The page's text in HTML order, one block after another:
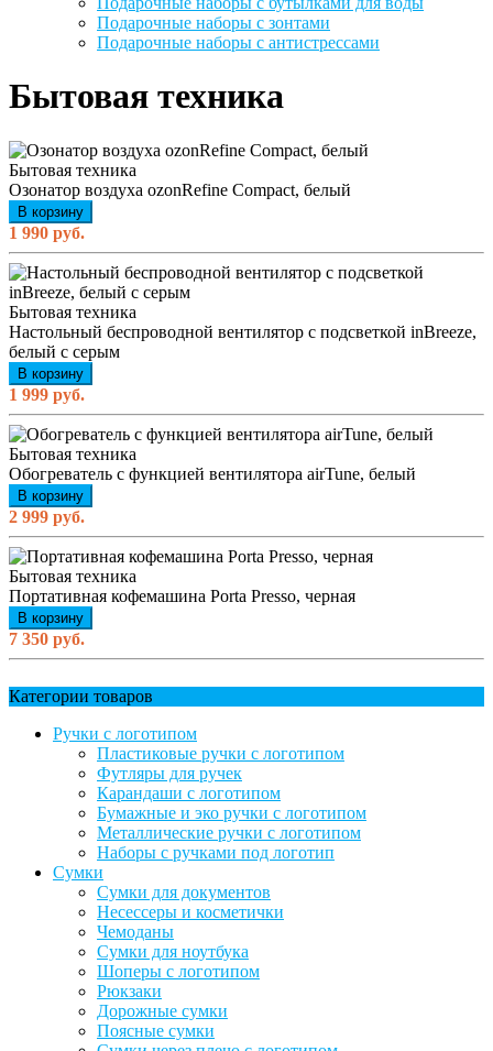
Подарочные наборы с зонтами
Подарочные наборы с антистрессами
Бытовая техника
Бытовая техника
Озонатор воздуха ozonRefine Сompact, белый
В корзину
1 990 руб.
Бытовая техника
Настольный беспроводной вентилятор с подсветкой inBreeze,
белый c серым
В корзину
1 999 руб.
Бытовая техника
Обогреватель с функцией вентилятора airTune, белый
В корзину
2 999 руб.
Бытовая техника
Портативная кофемашина Porta Presso, черная
В корзину
7 350 руб.
Категории товаров
Ручки с логотипом
Пластиковые ручки с логотипом
Футляры для ручек
Карандаши с логотипом
Бумажные и эко ручки с логотипом
Металлические ручки с логотипом
Наборы с ручками под логотип
Сумки
Сумки для документов
Несессеры и косметички
Чемоданы
Сумки для ноутбука
Шоперы с логотипом
Рюкзаки
Дорожные сумки
Поясные сумки